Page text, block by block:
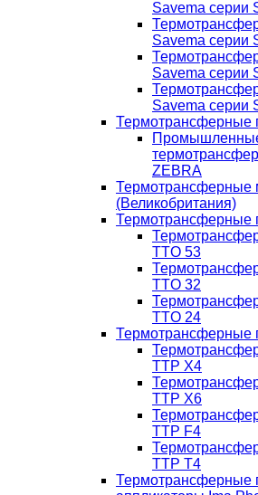
Savema серии
Savema серии
Savema серии
Savema серии
Термотрансферные
ZEBRA
Термотрансферные
(Великобритания)
Термотрансферные
TTO 53
TTO 32
TTO 24
Термотрансферные
TTP Х4
TTP Х6
TTP F4
TTP T4
Термотрансферные